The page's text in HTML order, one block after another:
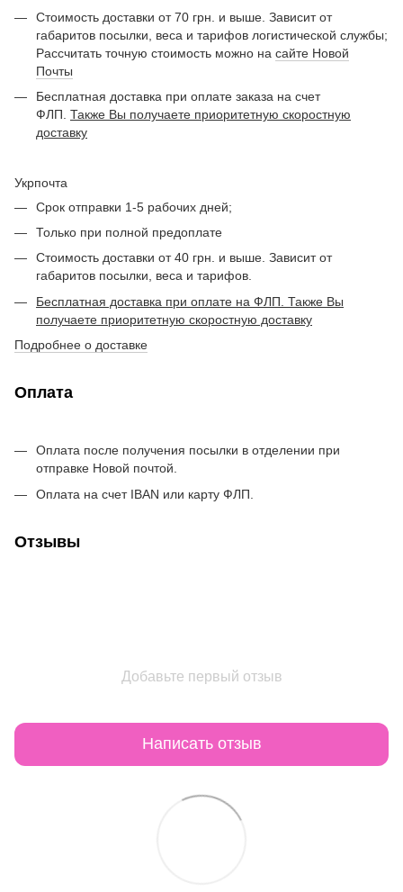
Стоимость доставки от 70 грн. и выше. Зависит от
габаритов посылки, веса и тарифов логистической службы;
Рассчитать точную стоимость можно на сайте Новой
Почты
Бесплатная доставка при оплате заказа на счет
ФЛП. Также Вы получаете приоритетную скоростную
доставку
Укрпочта
Срок отправки 1-5 рабочих дней;
Только при полной предоплате
Стоимость доставки от 40 грн. и выше. Зависит от
габаритов посылки, веса и тарифов.
Бесплатная доставка при оплате на ФЛП. Также Вы
получаете приоритетную скоростную доставку
Подробнее о доставке
Оплата
Оплата после получения посылки в отделении при
отправке Новой почтой.
Оплата на счет IBAN или карту ФЛП.
Отзывы
Добавьте первый отзыв
Написать отзыв